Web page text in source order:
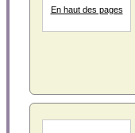
En haut des pages